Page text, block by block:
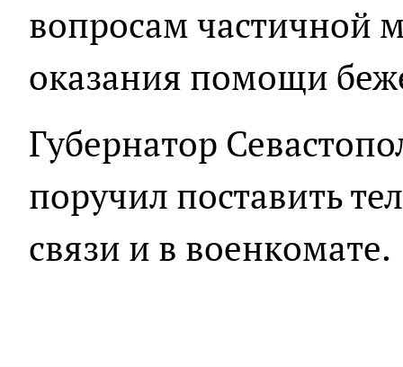
вопросам частичной
оказания помощи
Губернатор
поручил поставить
связи и в военкомате.